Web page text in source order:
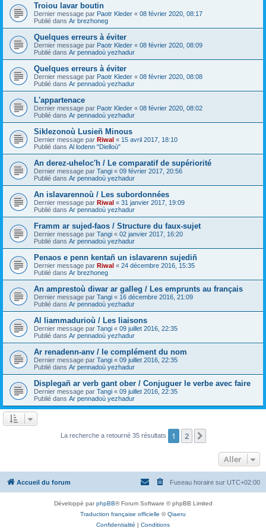
Troiou lavar boutin
Dernier message par Paotr Kleder « 08 février 2020, 08:17
Publié dans Ar brezhoneg
Quelques erreurs à éviter
Dernier message par Paotr Kleder « 08 février 2020, 08:09
Publié dans Ar pennadoù yezhadur
Quelques erreurs à éviter
Dernier message par Paotr Kleder « 08 février 2020, 08:08
Publié dans Ar pennadoù yezhadur
L'appartenace
Dernier message par Paotr Kleder « 08 février 2020, 08:02
Publié dans Ar pennadoù yezhadur
Siklezonoù Lusieñ Minous
Dernier message par Riwal « 15 avril 2017, 18:10
Publié dans Al lodenn "Dielloù"
An derez-uheloc'h / Le comparatif de supériorité
Dernier message par Tangi « 09 février 2017, 20:56
Publié dans Ar pennadoù yezhadur
An islavarennoù / Les subordonnées
Dernier message par Riwal « 31 janvier 2017, 19:09
Publié dans Ar pennadoù yezhadur
Framm ar sujed-faos / Structure du faux-sujet
Dernier message par Tangi « 02 janvier 2017, 16:20
Publié dans Ar pennadoù yezhadur
Penaos e penn kentañ un islavarenn sujediñ
Dernier message par Riwal « 24 décembre 2016, 15:35
Publié dans Ar brezhoneg
An amprestoù diwar ar galleg / Les emprunts au français
Dernier message par Tangi « 16 décembre 2016, 21:09
Publié dans Ar pennadoù yezhadur
Al liammadurioù / Les liaisons
Dernier message par Tangi « 09 juillet 2016, 22:35
Publié dans Ar pennadoù yezhadur
Ar renadenn-anv / le complément du nom
Dernier message par Tangi « 09 juillet 2016, 22:35
Publié dans Ar pennadoù yezhadur
Displegañ ar verb gant ober / Conjuguer le verbe avec faire
Dernier message par Tangi « 09 juillet 2016, 22:35
Publié dans Ar pennadoù yezhadur
La recherche a retourné 35 résultats 1 2
Aller
Accueil du forum Fuseau horaire sur UTC+02:00
Développé parphpBB® Forum Software © phpBB Limited
Traduction française officielle ©Qiaeru
Confidentialité | Conditions